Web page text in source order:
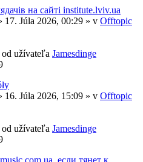
на сайті institute.lviv.ua
17. Júla 2026, 00:29 » v Offtopic
od užívateľa Jamesdinge
16. Júla 2026, 15:09 » v Offtopic
od užívateľa Jamesdinge
если тянет к